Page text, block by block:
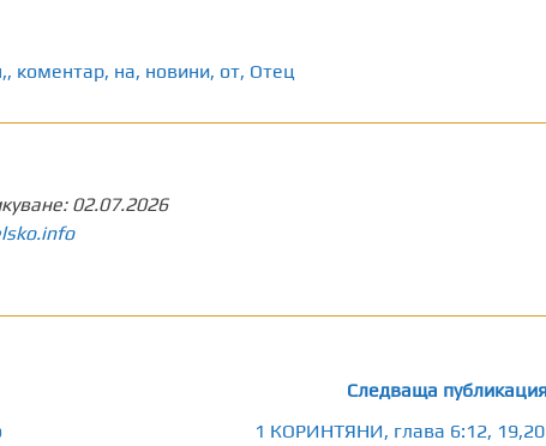
, коментар, на, новини, от, Отец
02.07.2026
Следваща
1 КОРИНТЯНИ, глава 6:12, 19,20